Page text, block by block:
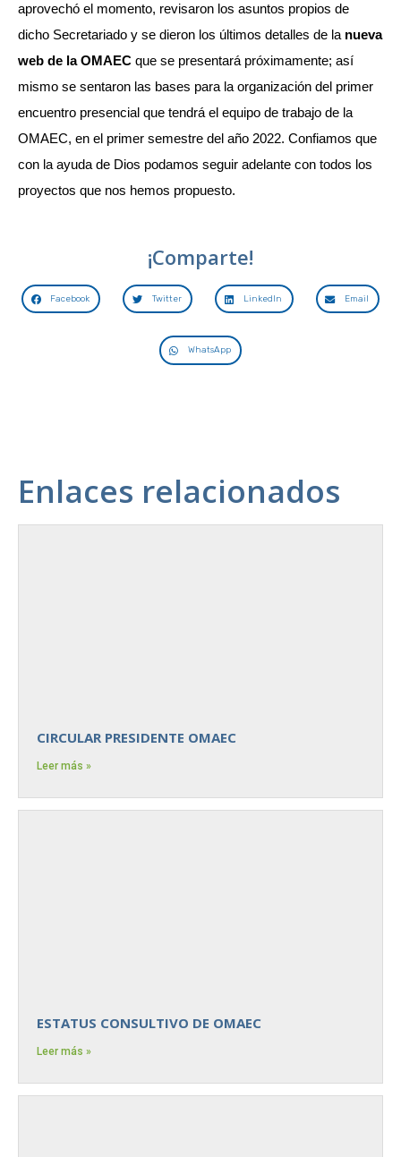
aprovechó el momento, revisaron los asuntos propios de
dicho Secretariado y se dieron los últimos detalles de la nueva
web de la OMAEC que se presentará próximamente; así
mismo se sentaron las bases para la organización del primer
encuentro presencial que tendrá el equipo de trabajo de la
OMAEC, en el primer semestre del año 2022. Confiamos que
con la ayuda de Dios podamos seguir adelante con todos los
proyectos que nos hemos propuesto.
¡Comparte!
Facebook Twitter LinkedIn Email
WhatsApp
Enlaces relacionados
CIRCULAR PRESIDENTE OMAEC
Leer más »
ESTATUS CONSULTIVO DE OMAEC
Leer más »